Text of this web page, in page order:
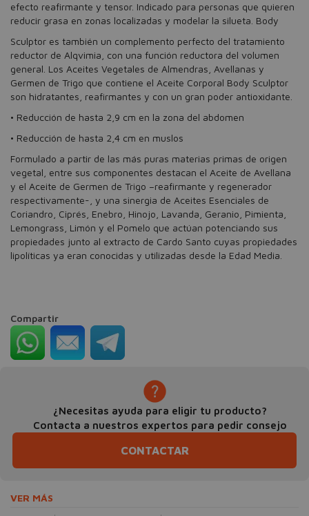
efecto reafirmante y tensor. Indicado para personas que quieren
reducir grasa en zonas localizadas y modelar la silueta. Body
Sculptor es también un complemento perfecto del tratamiento
reductor de Alqvimia, con una función reductora del volumen
general. Los Aceites Vegetales de Almendras, Avellanas y
Germen de Trigo que contiene el Aceite Corporal Body Sculptor
son hidratantes, reafirmantes y con un gran poder antioxidante.
• Reducción de hasta 2,9 cm en la zona del abdomen
• Reducción de hasta 2,4 cm en muslos
Formulado a partir de las más puras materias primas de origen
vegetal, entre sus componentes destacan el Aceite de Avellana
y el Aceite de Germen de Trigo –reafirmante y regenerador
respectivamente-, y una sinergia de Aceites Esenciales de
Coriandro, Ciprés, Enebro, Hinojo, Lavanda, Geranio, Pimienta,
Lemongrass, Limón y el Pomelo que actúan potenciando sus
propiedades junto al extracto de Cardo Santo cuyas propiedades
lipolíticas ya eran conocidas y utilizadas desde la Edad Media.
Compartir
¿Necesitas ayuda para eligir tu producto?
Contacta a nuestros expertos para pedir consejo
CONTACTAR
VER MÁS